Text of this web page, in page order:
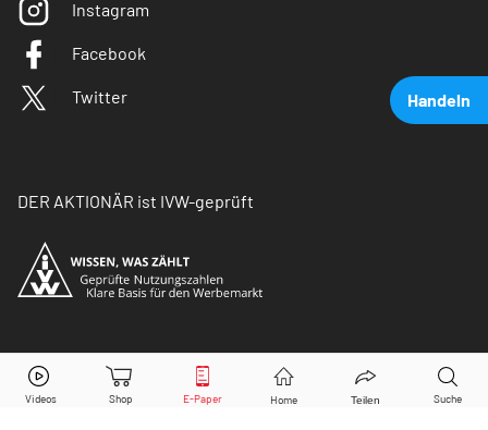
Handeln
BMW Aktie jetzt handeln?
Instagram
Facebook
Twitter
DER AKTIONÄR ist IVW-geprüft
© Copyright 2026 Börsenmedien AG. Alle Rechte